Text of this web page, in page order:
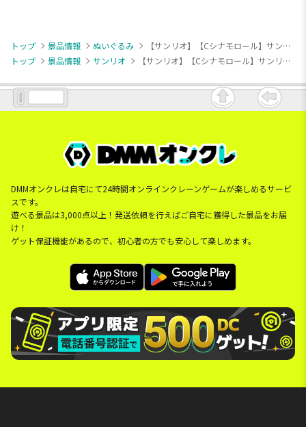
トップ 景品情報 ぬいぐるみ
【サンリオ】【Cシナモロール】サンリオキャラクターズ マジカルリボンドール1
トップ
景品情報 サンリオ 【サンリオ】【Cシナモロール】サンリオキャラクターズ マジカルリボンドール1
DMMオンクレは自宅にて24時間オンラインクレーンゲームが楽しめるサービ
スです。
遊べる景品は3,000点以上！発送依頼を行えばご自宅に獲得した景品をお届
け！
ゲット保証機能があるので、初心者の方でも安心して楽しめます。